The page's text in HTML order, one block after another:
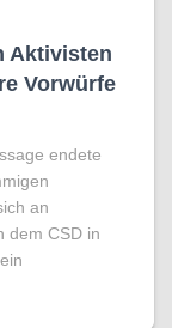
Aktivisten
Vorwürfe
endete
an
dem CSD in